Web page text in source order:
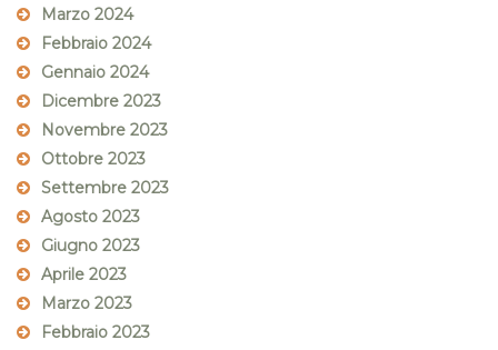
Marzo 2024
Febbraio 2024
Gennaio 2024
Dicembre 2023
Novembre 2023
Ottobre 2023
Settembre 2023
Agosto 2023
Giugno 2023
Aprile 2023
Marzo 2023
Febbraio 2023